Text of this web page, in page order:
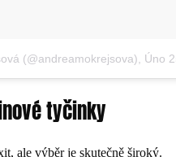
(@andreamokrejsova), Úno
tyčinky
ale výběr je skutečně široký.